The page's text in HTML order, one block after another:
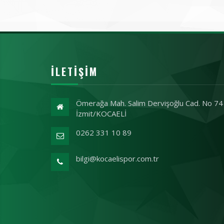
İLETIŞIM
Ömerağa Mah. Salim Dervişoğlu Cad. No 74
İzmit/KOCAELİ
0262 331 10 89
bilgi@kocaelispor.com.tr